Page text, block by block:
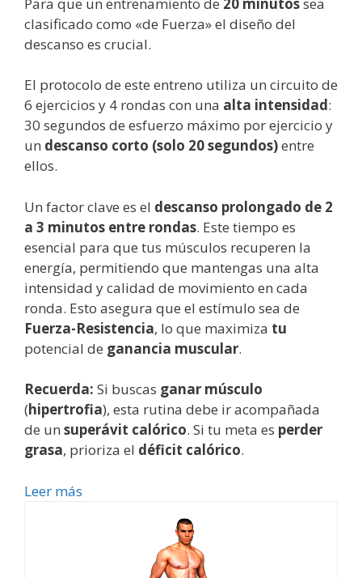
clasificado como «de Fuerza» el diseño del
descanso es crucial.
El protocolo de este entreno utiliza un circuito de
6 ejercicios y 4 rondas con una alta intensidad:
30 segundos de esfuerzo máximo por ejercicio y
un descanso corto (solo 20 segundos)entre
ellos.
Un factor clave es el descanso prolongado de 2
a 3 minutos entre rondas. Este tiempo es
esencial para que tus músculos recuperen la
energía, permitiendo que mantengas una alta
intensidad y calidad de movimiento en cada
ronda. Esto asegura que el estímulo sea de
Fuerza-Resistencia, lo que maximiza tu
potencial de ganancia muscular.
Recuerda: Si buscas ganar músculo
(hipertrofia), esta rutina debe ir acompañada
de un superávit calórico. Si tu meta es perder
grasa, prioriza el déficit calórico.
Leer más